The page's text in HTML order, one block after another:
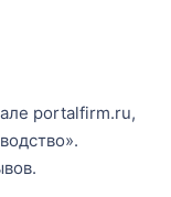
portalfirm.ru,